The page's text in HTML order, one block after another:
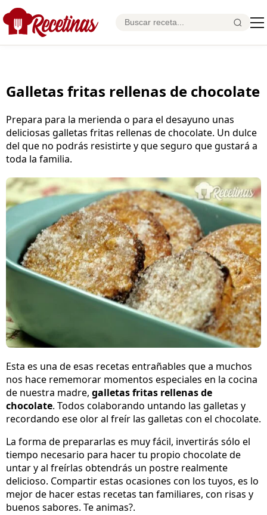
Galletas fritas rellenas de chocolate
Prepara para la merienda o para el desayuno unas
deliciosas galletas fritas rellenas de chocolate. Un dulce
del que no podrás resistirte y que seguro que gustará a
toda la familia.
Esta es una de esas recetas entrañables que a muchos
nos hace rememorar momentos especiales en la cocina
de nuestra madre, galletas fritas rellenas de
chocolate. Todos colaborando untando las galletas y
recordando ese olor al freír las galletas con el chocolate.
La forma de prepararlas es muy fácil, invertirás sólo el
tiempo necesario para hacer tu propio chocolate de
untar y al freírlas obtendrás un postre realmente
delicioso. Compartir estas ocasiones con los tuyos, es lo
mejor de hacer estas recetas tan familiares, con risas y
buenos sabores. Te animas?.